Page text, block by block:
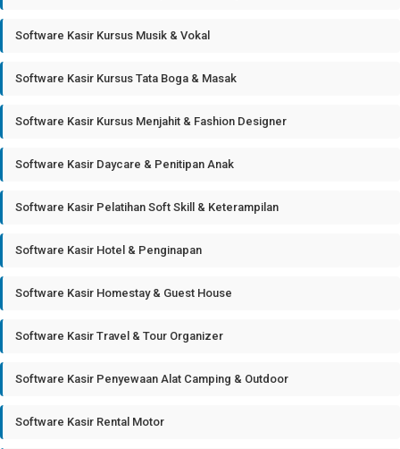
Software Kasir Kursus Musik & Vokal
Software Kasir Kursus Tata Boga & Masak
Software Kasir Kursus Menjahit & Fashion Designer
Software Kasir Daycare & Penitipan Anak
Software Kasir Pelatihan Soft Skill & Keterampilan
Software Kasir Hotel & Penginapan
Software Kasir Homestay & Guest House
Software Kasir Travel & Tour Organizer
Software Kasir Penyewaan Alat Camping & Outdoor
Software Kasir Rental Motor